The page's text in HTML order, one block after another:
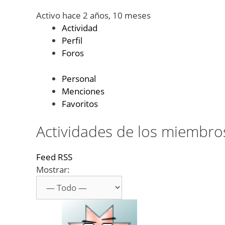
Activo hace 2 años, 10 meses
Actividad
Perfil
Foros
Personal
Menciones
Favoritos
Actividades de los
Feed RSS
Mostrar: